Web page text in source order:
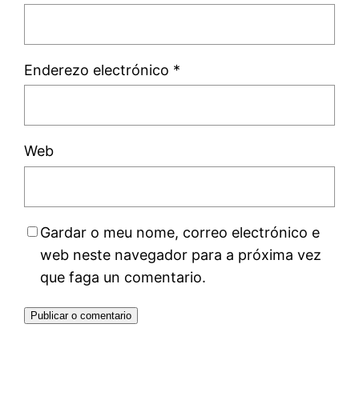
Enderezo electrónico *
Web
Gardar o meu nome, correo electrónico e
web neste navegador para a próxima vez
que faga un comentario.